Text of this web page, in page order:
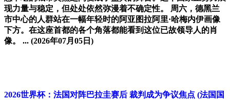
现力量与稳定，但处处依然弥漫着不确定性。 周六，德黑兰
市中心的人群站在一幅年轻时的阿亚图拉阿里·哈梅内伊画像
下方。在这座首都的各个角落都能看到这位已故领导人的肖
像。 ... (2026年07月05日)
2026世界杯：法国对阵巴拉圭赛后 裁判成为争议焦点 (法国国